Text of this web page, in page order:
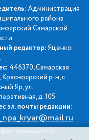
Администрация
района
Самарской
редактор: Яценко
446370, Самарская
Красноярский р-н, с.
Яр, ул.
д. 105
эл. почты редакции:
редакции: 8